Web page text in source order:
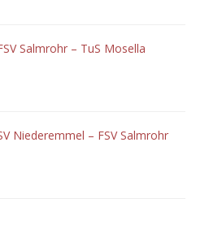
Salmrohr – TuS Mosella
Niederemmel – FSV Salmrohr